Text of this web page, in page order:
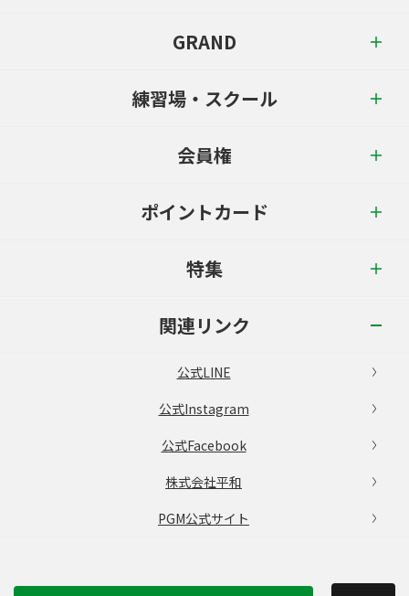
GRAND
練習場・スクール
会員権
ポイントカード
特集
関連リンク
公式LINE
公式Instagram
公式Facebook
株式会社平和
PGM公式サイト